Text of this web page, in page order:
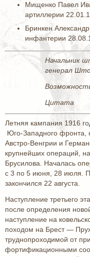
Мищенко Павел
артиллерии
Бринкен
инфантерии
Начальник
генерал
Цитата
Летняя кампания 1916
Юго-Западного фронта,
Австро-Венгрии и
крупнейших операций,
Брусилова. Началась
с 3 по 5 июня, 28 июля.
закончился 22 августа.
Наступление третьего
после определения
наступление на
походом на Брест —
труднопроходимой от
фортификационными